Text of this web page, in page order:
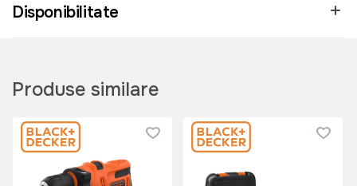
Disponibilitate
Produse similare